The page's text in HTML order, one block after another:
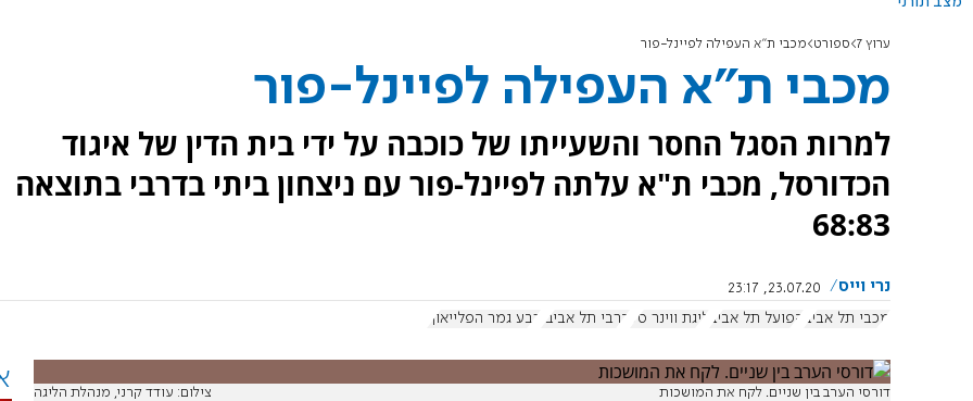
ערוץ 7 ספורט מכבי ת"א העפילה לפיינל-פור
מכבי ת"א העפילה לפיינל-פור
למרות הסגל החסר והשעייתו של כוכבה על ידי בית הדין של איגוד
הכדורסל, מכבי ת"א עלתה לפיינל-פור עם ניצחון ביתי בדרבי בתוצאה
68:83
נרי וייס
23.07.20, 23:17
מכבי תל אביב הפועל תל אביב ליגת ווינר סל דרבי תל אביבי רבע גמר הפלייאוף
דורסי הערב בין שניים. לקח את המושכות צילום: עודד קרני, מנהלת הליגה